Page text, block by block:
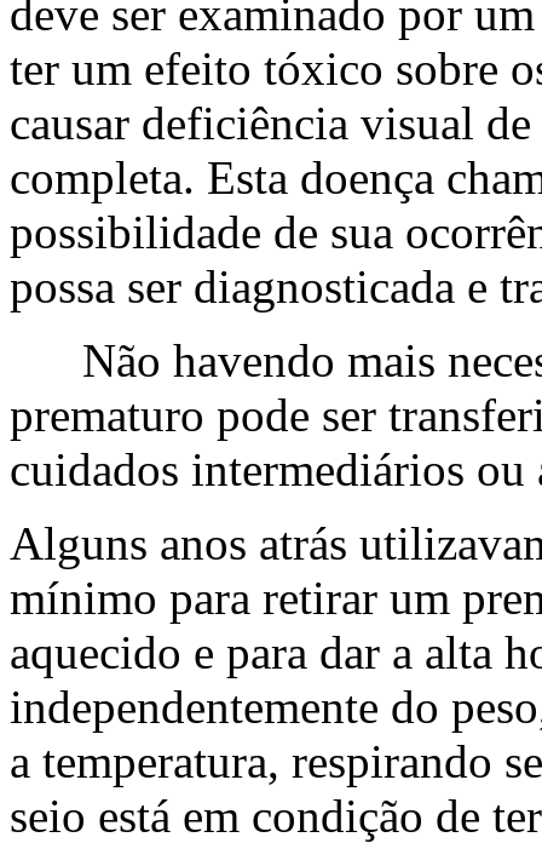
deve ser examinado por
ter um efeito tóxico sobre
causar deficiência visual
completa. Esta doença
possibilidade de sua
possa ser diagnosticada e
Não havendo mais
prematuro pode ser
cuidados intermediários ou
Alguns anos atrás
mínimo para retirar um
aquecido e para dar a alta
independentemente do
a temperatura, respirando
seio está em condição de